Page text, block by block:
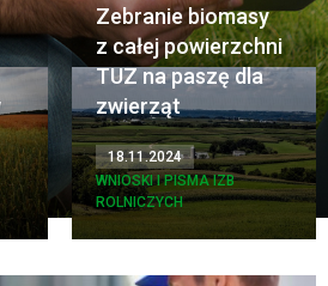
Zebranie biomasy
z całej powierzchni
TUZ na paszę dla
zwierząt
18.11.2024
WNIOSKI I PISMA IZB
ROLNICZYCH